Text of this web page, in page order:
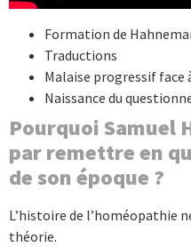
Formation de
Traductions
Malaise progressif face
Naissance du
Pourquoi Samuel
par remettre en
de son époque ?
L’histoire de l’homéopathie
théorie.